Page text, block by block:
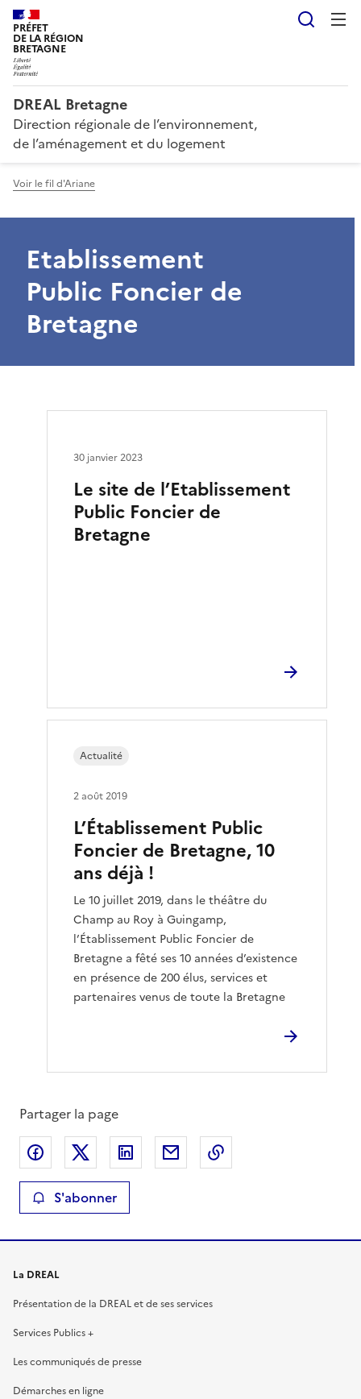
PRÉFET
DE LA RÉGION
BRETAGNE
DREAL Bretagne
Direction régionale de l’environnement,
de l’aménagement et du logement
Voir le fil d'Ariane
Etablissement
Public Foncier de
Bretagne
Le site de l’Etablissement
Public Foncier de
Bretagne
30 janvier 2023
L’Établissement Public
Foncier de Bretagne, 10
ans déjà !
Le 10 juillet 2019, dans le théâtre du
Champ au Roy à Guingamp,
l’Établissement Public Foncier de
Bretagne a fêté ses 10 années d’existence
en présence de 200 élus, services et
partenaires venus de toute la Bretagne
Actualité
2 août 2019
Partager la page
Partager sur Facebook
Partager sur XPartager sur LinkedIn
Partager par email
S'abonner
La DREAL
Présentation de la DREAL et de ses services
Services Publics +
Les communiqués de presse
Démarches en ligne